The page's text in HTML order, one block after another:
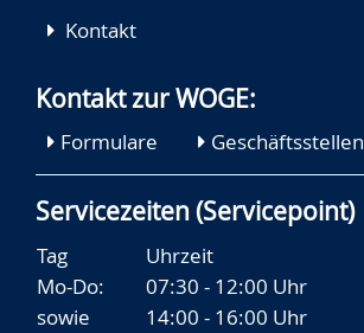
Kontakt
Kontakt zur WOGE:
Formulare Geschäftsstellen
Servicezeiten (Servicepoint)
Tag
Uhrzeit
Mo-Do:
07:30 - 12:00 Uhr
sowie
14:00 - 16:00 Uhr